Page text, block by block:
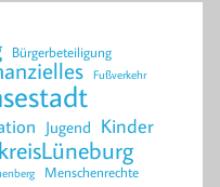
Bürgerbeteiligung
Fußverkehr
Jugend Kinder
Menschenrechte